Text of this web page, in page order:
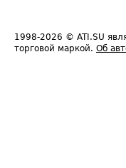
1998-2026 © ATI.SU
торговой маркой. Об